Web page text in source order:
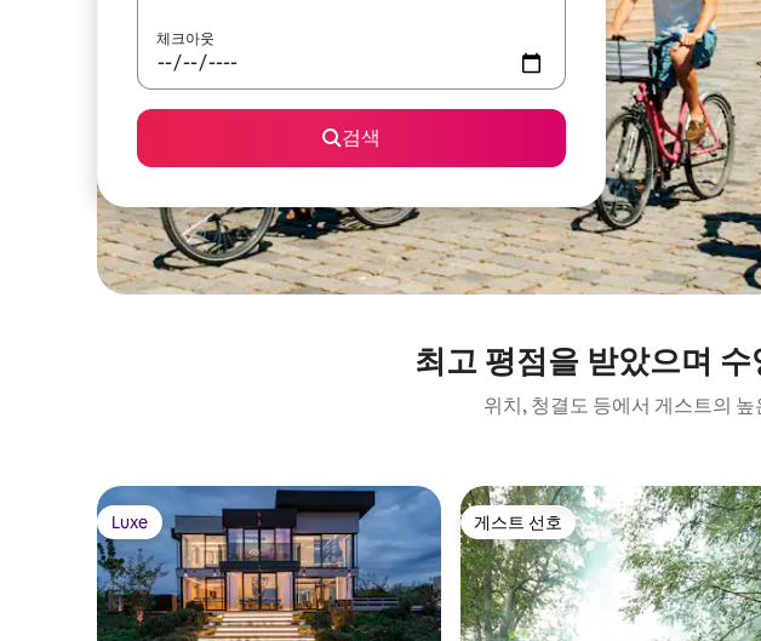
체크아웃
검색
최고 평점을 받았으며
위치, 청결도 등에서 게스트의
Luxe
Luxe 게스트 선호
게스트 선호